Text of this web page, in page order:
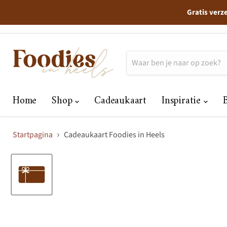
Gratis
Home Shop Cadeaukaart Inspiratie
Startpagina Cadeaukaart Foodies in Heels